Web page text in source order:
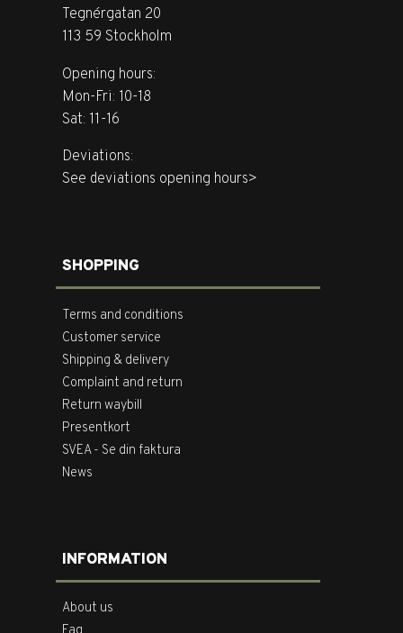
Tegnérgatan 20
113 59 Stockholm
Opening hours:
Mon-Fri: 10-18
Sat: 11-16
Deviations:
See deviations opening hours>
SHOPPING
Terms and conditions
Customer service
Shipping & delivery
Complaint and return
Return waybill
Presentkort
SVEA - Se din faktura
News
INFORMATION
About us